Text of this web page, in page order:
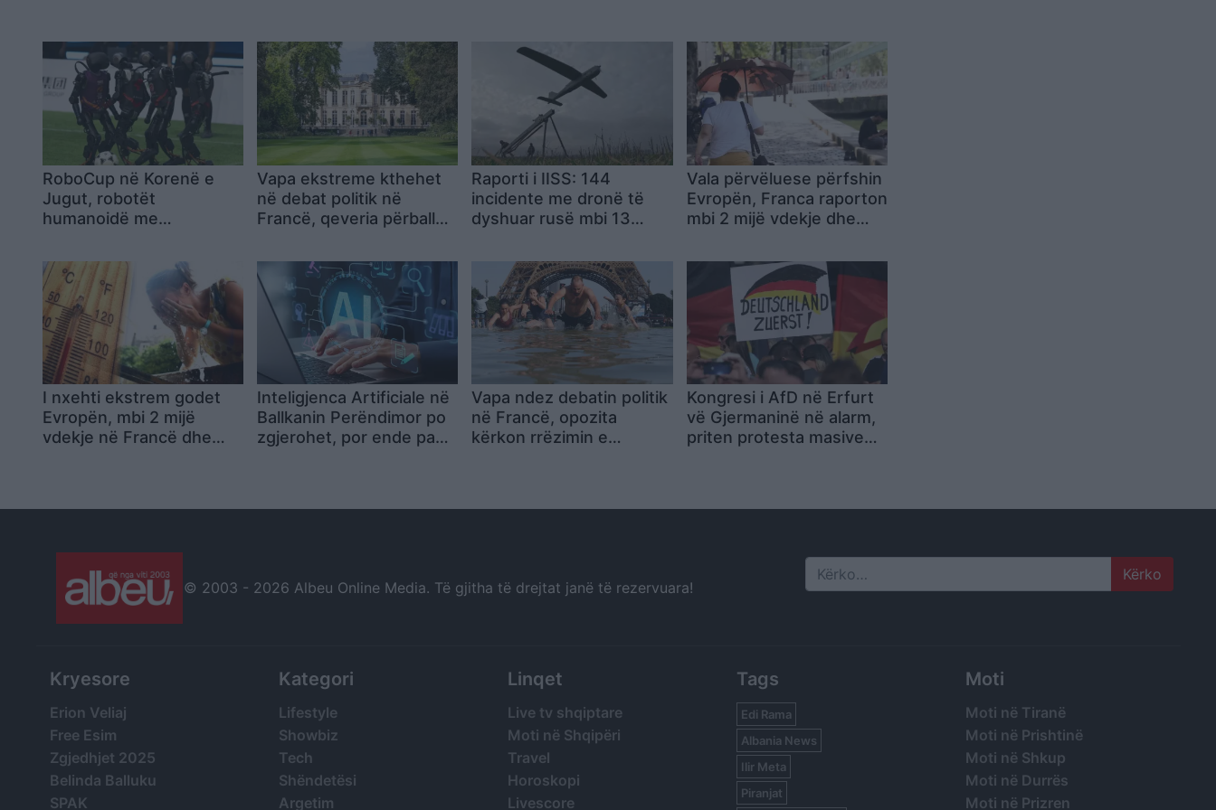
RoboCup në Korenë e
Jugut, robotët
humanoidë me
hyjnë në lojë me synimin
për të sfiduar kampionët
e FIFA-s
Vapa ekstreme kthehet
në debat politik në
Francë, qeveria përballet
Raporti i IISS: 144
incidente me dronë të
dyshuar rusë mbi 13
për spiunazh ajror ndaj
objektivave ushtarake
dhe civile
Vala përvëluese përfshin
Evropën, Franca raporton
mbi 2 mijë vdekje dhe
më ekstreme
I nxehti ekstrem godet
Evropën, mbi 2 mijë
vdekje në Francë dhe
Inteligjenca Artificiale në
Ballkanin Perëndimor po
zgjerohet, por ende pa
Vapa ndez debatin politik
në Francë, opozita
kërkon rrëzimin e
Kongresi i AfD në Erfurt
vë Gjermaninë në alarm,
priten protesta masive
© 2003 - 2026 Albeu Online Media. Të gjitha të drejtat janë të rezervuara! Search
Kryesore
Erion Veliaj
Free Esim
Zgjedhjet 2025
Belinda Balluku
SPAK
Kategori
Lifestyle
Showbiz
Tech
Shëndetësi
Argetim
Linqet
Live tv shqiptare
Moti në Shqipëri
Travel
Horoskopi
Livescore
Tags
Edi Rama
Albania News
Ilir Meta
Piranjat
Moti
Moti në Tiranë
Moti në Prishtinë
Moti në Shkup
Moti në Durrës
Moti në Prizren